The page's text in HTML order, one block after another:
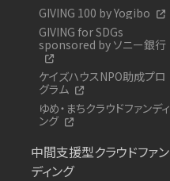
GIVING 100 by Yogibo
GIVING for SDGs
sponsored by ソニー銀行
ケイズハウスNPO助成プロ
グラム
ゆめ・まちクラウドファンディ
ング
中間支援型クラウドファン
ディング